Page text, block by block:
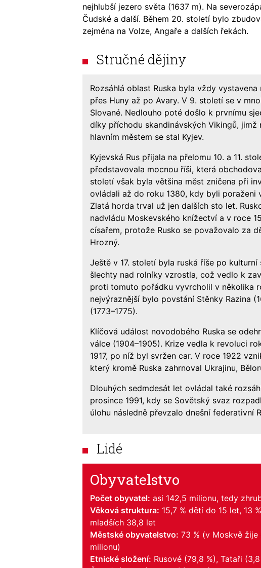
nejhlubší jezero světa (1637 m). Na
Čudské a další. Během 20. století bylo
zejména na Volze, Angaře a dalších řekách.
Stručné dějiny
Rozsáhlá oblast Ruska byla vždy
přes Huny až po Avary. V 9. století se v
Slované. Nedlouho poté došlo k prvnímu
díky příchodu skandinávských Vikingů,
hlavním městem se stal Kyjev.
Kyjevská Rus přijala na přelomu 10. a 11.
představovala mocnou říši, která
století však byla většina měst zničena při
ovládali až do roku 1380, kdy byli poraženi
Zlatá horda trval už jen dalších sto let.
nadvládu Moskevského knížectví a v roce
císařem, protože Rusko se považovalo za
Hrozný.
Ještě v 17. století byla ruská říše po
šlechty nad rolníky vzrostla, což vedlo k
proti tomuto pořádku vyvrcholil v několika
nejvýraznější bylo povstání Stěnky Razina
(1773–1775).
Klíčová událost novodobého Ruska se
válce (1904–1905). Krize vedla k revoluci
1917, po níž byl svržen car. V roce 1922
který kromě Ruska zahrnoval Ukrajinu,
Dlouhých sedmdesát let ovládal také
prosince 1991, kdy se Sovětský svaz
úlohu následně převzalo dnešní federativní
Lidé
Obyvatelstvo
Počet obyvatel: asi 142,5 milionu, tedy
Věková struktura: 15,7 % dětí do 15 let, 13
mladších 38,8 let
Městské obyvatelstvo: 73 % (v Moskvě žije
milionu)
Etnické složení: Rusové (79,8 %), Tataři